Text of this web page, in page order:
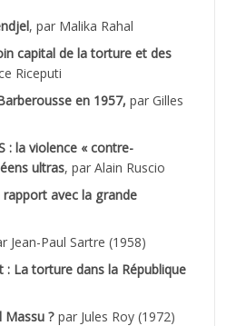
, par Malika Rahal
capital de la torture et des
Riceputi
en 1957, par Gilles
: la violence « contre-
ultras, par Alain Ruscio
avec la grande
Jean-Paul Sartre (1958)
: La torture dans la République
Massu ? par Jules Roy (1972)